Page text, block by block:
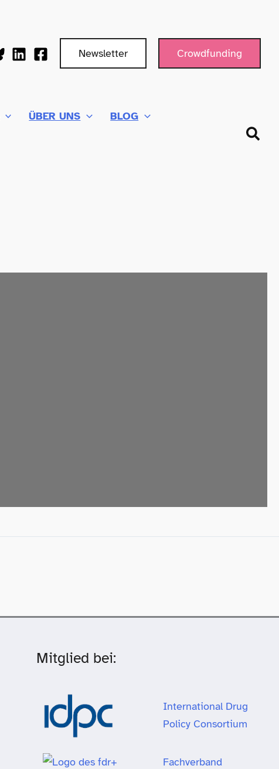
Newsletter Crowdfunding
ÜBER UNS BLOG
Mitglied bei:
International Drug
Policy Consortium
Fachverband